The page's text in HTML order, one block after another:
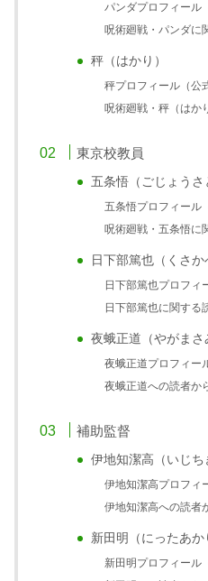
パンダプロフィール
呪術廻戦・パンダに
秤（はかり）
秤プロフィール（公
呪術廻戦・秤（はか
東京校教員
五条悟（ごじょうさ
五条悟プロフィール
呪術廻戦・五条悟に
日下部篤也（くさか
日下部篤也プロフィ
日下部篤也に関する
夜蛾正道（やがまさ
夜蛾正道プロフィー
夜蛾正道への読者か
補助監督
伊地知潔高（いじち
伊地知潔高プロフィ
伊地知潔高への読者
新田明（にったあか
新田明プロフィール